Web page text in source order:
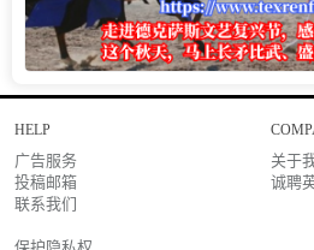
HELP
广告服务
投稿邮箱
联系我们
关于
诚聘